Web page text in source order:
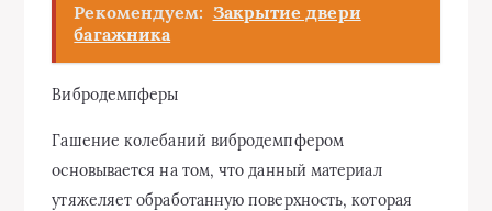
Рекомендуем: Закрытие двери
багажника
Вибродемпферы
Гашение колебаний вибродемпфером
основывается на том, что данный материал
утяжеляет обработанную поверхность, которая